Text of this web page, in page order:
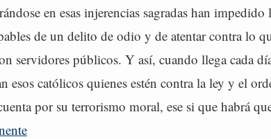
en esas injerencias sagradas han impedido
de un delito de odio y de atentar contra lo
servidores públicos. Y así, cuando llega cada
esos católicos quienes estén contra la ley y el
por su terrorismo moral, ese si que habrá